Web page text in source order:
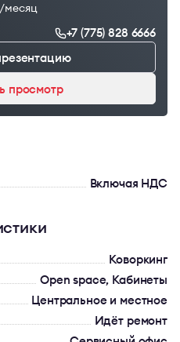
месяц
+7 (775) 828 6666
просмотр
Включая НДС
Коворкинг
Open space, Кабинеты
Центральное и местное
Идёт ремонт